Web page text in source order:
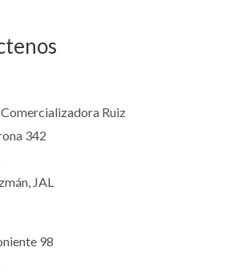
Ruiz
342
JAL
98